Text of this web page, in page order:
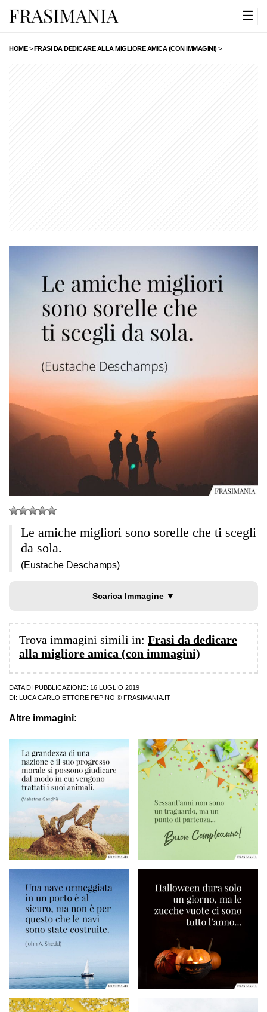
☰
HOME>FRASI DA DEDICARE ALLA MIGLIORE AMICA (CON IMMAGINI) >
Le amiche migliori sono sorelle che ti scegli
da sola.
(Eustache Deschamps)
Scarica Immagine ▼
Trova immagini simili in: Frasi da dedicare
alla migliore amica (con immagini)
DATA DI PUBBLICAZIONE: 16 LUGLIO 2019
DI:
LUCA CARLO ETTORE PEPINO © FRASIMANIA.IT
Altre immagini: